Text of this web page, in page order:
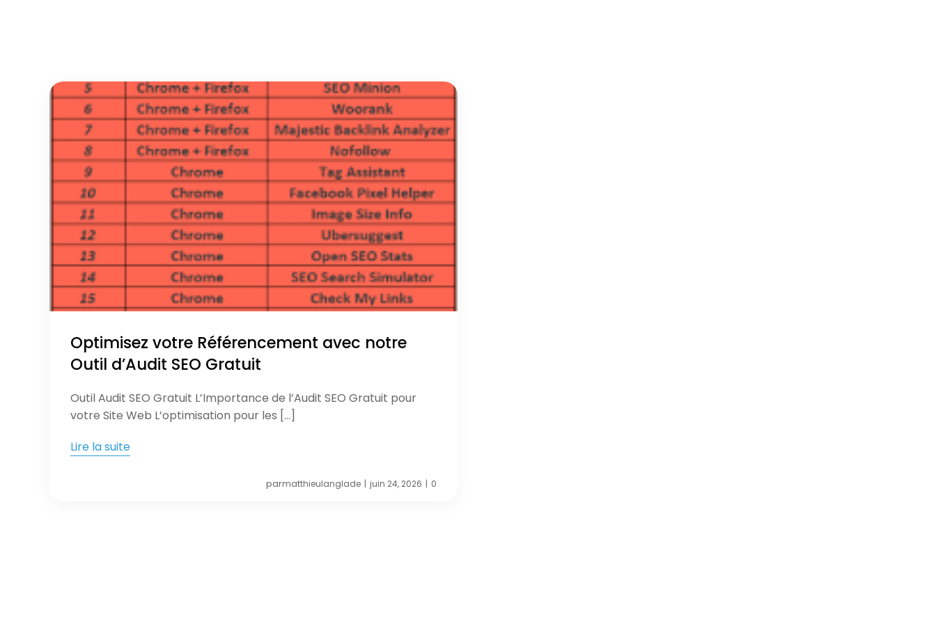
Optimisez votre Référencement avec notre
Outil d’Audit SEO Gratuit
Outil Audit SEO Gratuit L’Importance de l’Audit SEO Gratuit pour
votre Site Web L’optimisation pour les […]
Lire la suite
parmatthieulanglade | juin 24, 2026 | 0